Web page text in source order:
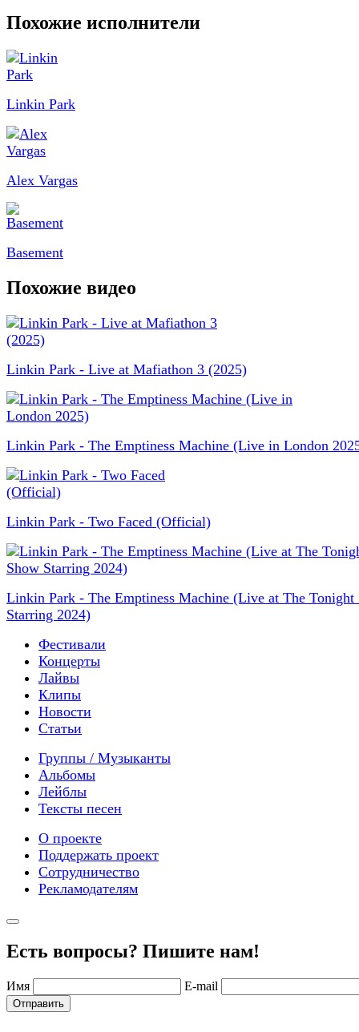
Похожие исполнители
Linkin Park
Alex Vargas
Basement
Похожие видео
Linkin Park - Live at Mafiathon 3 (2025)
Linkin Park - The Emptiness Machine (Live in London
Linkin Park - Two Faced (Official)
Linkin Park - The Emptiness Machine (Live at The Tonight
Starring 2024)
Фестивали
Концерты
Лайвы
Клипы
Новости
Статьи
Группы / Музыканты
Альбомы
Лейблы
Тексты песен
О проекте
Поддержать проект
Сотрудничество
Рекламодателям
Есть вопросы? Пишите нам!
Имя E-mail